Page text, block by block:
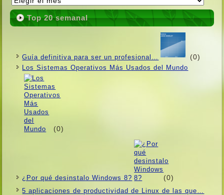
Top 20 semanal
Guí­a definitiva para ser un profesional… (0)
Los Sistemas Operativos Más Usados ​​del Mundo
(0)
¿Por qué desinstalo Windows 8? (0)
5 aplicaciones de productividad de Linux de las que…